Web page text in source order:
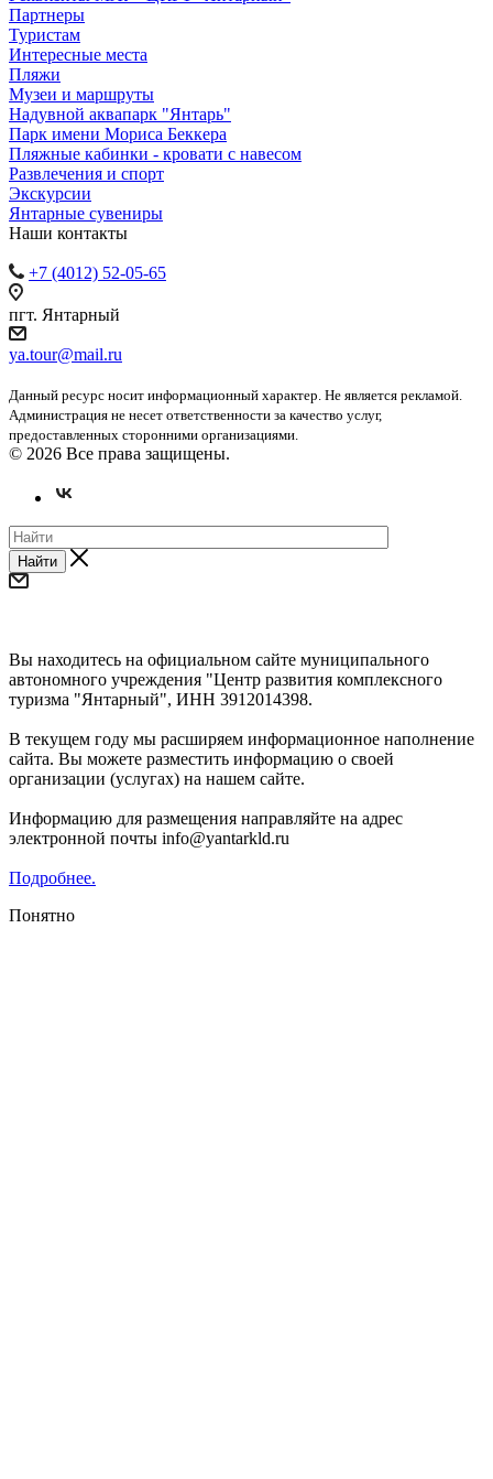
Партнеры
Туристам
Интересные места
Пляжи
Музеи и маршруты
Надувной аквапарк "Янтарь"
Парк имени Мориса Беккера
Пляжные кабинки - кровати с навесом
Развлечения и спорт
Экскурсии
Янтарные сувениры
Наши контакты
+7 (4012) 52-05-65
пгт. Янтарный
ya.tour@mail.ru
Данный ресурс носит информационный характер. Не является рекламой.
Администрация не несет ответственности за качество услуг,
предоставленных сторонними организациями.
© 2026 Все права защищены.
Найти
Вы находитесь на официальном сайте муниципального
автономного учреждения "Центр развития комплексного
туризма "Янтарный", ИНН 3912014398.
В текущем году мы расширяем информационное наполнение
сайта. Вы можете разместить информацию о своей
организации (услугах) на нашем сайте.
Информацию для размещения направляйте на адрес
электронной почты info@yantarkld.ru
Подробнее.
Понятно